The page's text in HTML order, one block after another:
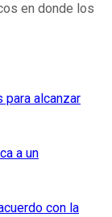
en donde los
para alcanzar
a un
con la